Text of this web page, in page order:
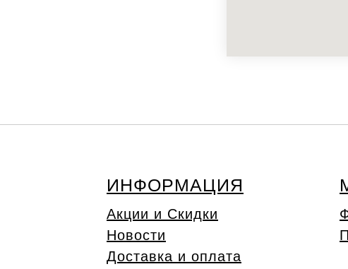
Акции и Скидки
Доставка и оплата
ИНФОРМАЦИЯ
Новости